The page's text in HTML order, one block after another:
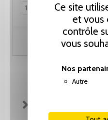
Ce site
et vous
contrôle
vous
Nos
Autre
Ajouter